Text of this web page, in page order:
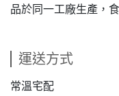
品於同一工廠生產，
運送方式
常溫宅配